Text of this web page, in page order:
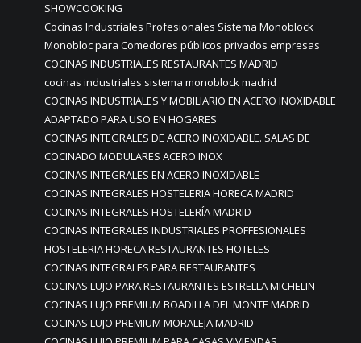
SHOWCOOKING
Cocinas Industriales Profesionales Sistema Monoblock
Monobloc para Comedores públicos privados empresas
COCINAS INDUSTRIALES RESTAURANTES MADRID
cocinas industriales sistema monoblock madrid
COCINAS INDUSTRIALES Y MOBILIARIO EN ACERO INOXIDABLE
ADAPTADO PARA USO EN HOGARES
COCINAS INTEGRALES DE ACERO INOXIDABLE. SALAS DE
COCINADO MODULARES ACERO INOX
COCINAS INTEGRALES EN ACERO INOXIDABLE
COCINAS INTEGRALES HOSTELERIA HORECA MADRID
COCINAS INTEGRALES HOSTELERÍA MADRID
COCINAS INTEGRALES INDUSTRIALES PROFFESIONALES
HOSTELERIA HORECA RESTAURANTES HOTELES
COCINAS INTEGRALES PARA RESTAURANTES
COCINAS LUJO PARA RESTAURANTES ESTRELLA MICHELIN
COCINAS LUJO PREMIUM BOADILLA DEL MONTE MADRID
COCINAS LUJO PREMIUM MORALEJA MADRID